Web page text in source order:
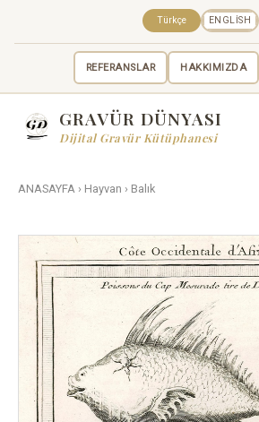
REFERANSLAR HAKKIMIZDA
Türkçe ENGLISH
GRAVÜR DÜNYASI
Dijital Gravür Kütüphanesi
ANASAYFA › Hayvan › Balık